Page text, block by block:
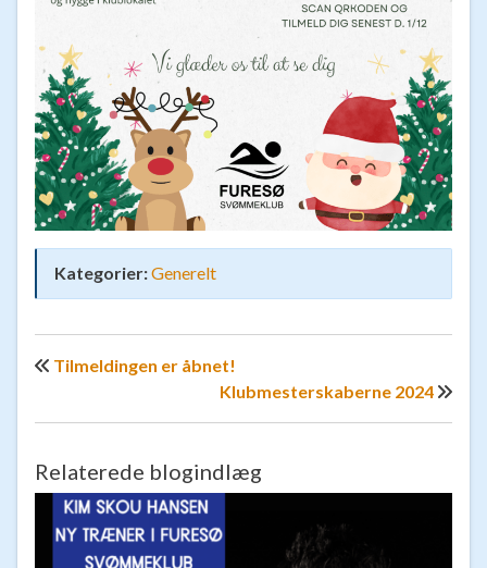
Kategorier:Generelt
Tilmeldingen er åbnet!
Klubmesterskaberne 2024
Relaterede blogindlæg